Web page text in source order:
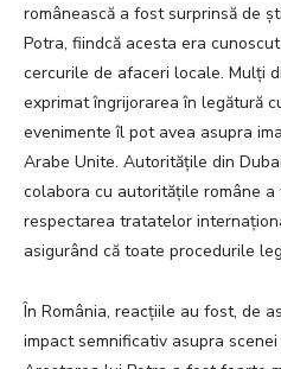
românească a fost surprinsă de
Potra, fiindcă acesta era
cercurile de afaceri locale. Mulți
exprimat îngrijorarea în legătură
evenimente îl pot avea asupra
Arabe Unite. Autoritățile din
colabora cu autoritățile române
respectarea tratatelor
asigurând că toate procedurile
În România, reacțiile au fost, de
impact semnificativ asupra